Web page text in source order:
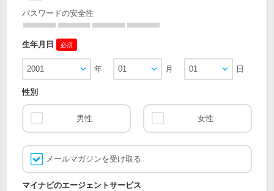
パスワードの安全性
生年月日 必須
2001 年 01 月 01 日
性別
男性 女性
メールマガジンを受け取る
マイナビのエージェントサービス